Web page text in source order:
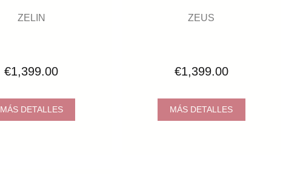
ZELIN
€1,399.00
MÁS DETALLES
ZEUS
€1,399.00
MÁS DETALLES